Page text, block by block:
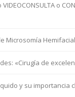
o
Microsomía Hemifacial
«Cirugía de
y su importancia